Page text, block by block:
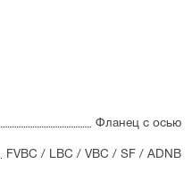
Фланец с осью
FVBC / LBC / VBC / SF / ADNB